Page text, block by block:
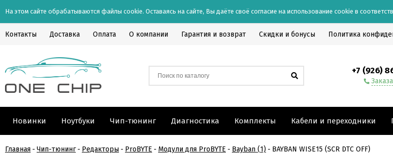
На этом сайте обрабатываются файлы cookie. Оставаясь на сайте, Вы даёте своё согласие на использование cookie в
Контакты Доставка Оплата О компании Гарантия и возврат Скидки и бонусы Политика
+7 (926)
Новинки Ноутбуки Чип-тюнинг Диагностика Комплекты Кабели и переходники
Главная - Чип-тюнинг - Редакторы - ProBYTE - Модули для ProBYTE - Bayban (1) - BAYBAN WISE15 (SCR DTC OFF)